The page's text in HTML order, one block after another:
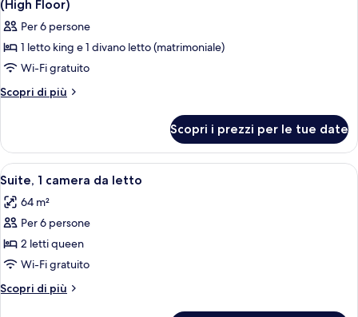
Floor,
Den)
le
foto
per
Suite
monolocale,
king
con
divano
letto,
cucina
(High
Floor)
(High Floor)
Per 6 persone
1 letto king e 1 divano letto (matrimoniale)
Wi-Fi gratuito
Scopri di più
Altri
monolocale,
letto
con
divano
cucina
(High
Scopri i prezzi per le tue date
Apri
tutte
le
foto
per
Suite,
1
camera
Una cucina compatta in hotel, con
5
Suite, 1 camera da letto
64 m²
Per 6 persone
2 letti queen
Wi-Fi gratuito
Scopri di più
Altri